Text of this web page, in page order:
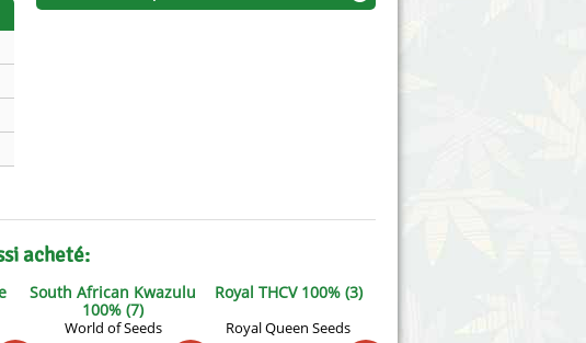
acheté:
South African Kwazulu
100% (7)
World of Seeds
Royal THCV 100% (3)
Royal Queen Seeds